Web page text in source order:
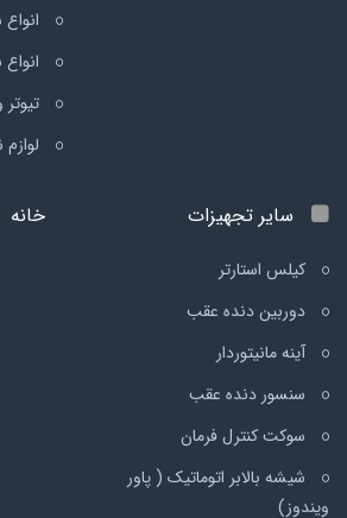
تیوتر
سایر تجهیزات
کیلس استارتر
دوربین دنده عقب
آینه مانیتوردار
سنسور دنده عقب
سوکت کنترل فرمان
شیشه بالابر اتوماتیک ( پاور
ویندوز)
خانه